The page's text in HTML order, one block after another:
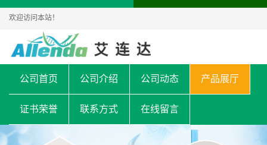
欢迎访问本站！
公司首页 公司介绍 公司动态 产品展厅
证书荣誉 联系方式 在线留言